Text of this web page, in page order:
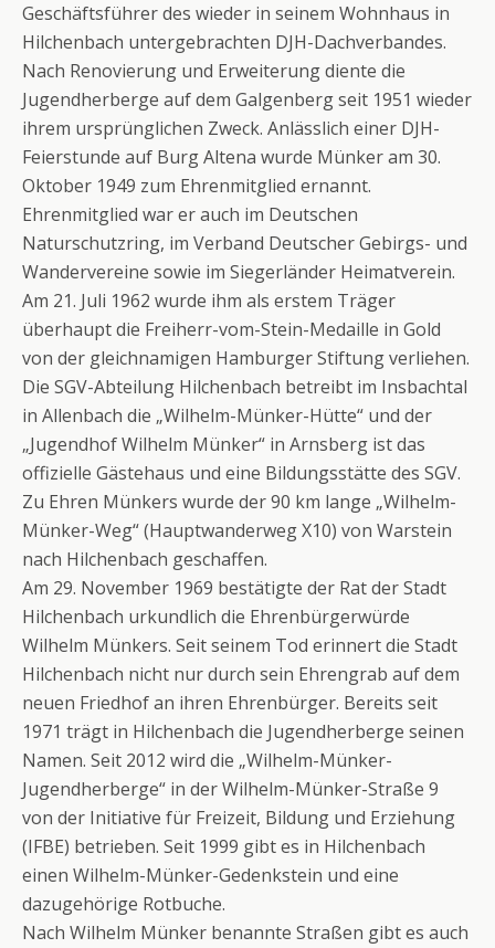
Geschäftsführer des wieder in seinem Wohnhaus in
Hilchenbach untergebrachten DJH-Dachverbandes.
Nach Renovierung und Erweiterung diente die
Jugendherberge auf dem Galgenberg seit 1951 wieder
ihrem ursprünglichen Zweck. Anlässlich einer DJH-
Feierstunde auf Burg Altena wurde Münker am 30.
Oktober 1949 zum Ehrenmitglied ernannt.
Ehrenmitglied war er auch im Deutschen
Naturschutzring, im Verband Deutscher Gebirgs- und
Wandervereine sowie im Siegerländer Heimatverein.
Am 21. Juli 1962 wurde ihm als erstem Träger
überhaupt die Freiherr-vom-Stein-Medaille in Gold
von der gleichnamigen Hamburger Stiftung verliehen.
Die SGV-Abteilung Hilchenbach betreibt im Insbachtal
in Allenbach die „Wilhelm-Münker-Hütte“ und der
„Jugendhof Wilhelm Münker“ in Arnsberg ist das
offizielle Gästehaus und eine Bildungsstätte des SGV.
Zu Ehren Münkers wurde der 90 km lange „Wilhelm-
Münker-Weg“ (Hauptwanderweg X10) von Warstein
nach Hilchenbach geschaffen.
Am 29. November 1969 bestätigte der Rat der Stadt
Hilchenbach urkundlich die Ehrenbürgerwürde
Wilhelm Münkers. Seit seinem Tod erinnert die Stadt
Hilchenbach nicht nur durch sein Ehrengrab auf dem
neuen Friedhof an ihren Ehrenbürger. Bereits seit
1971 trägt in Hilchenbach die Jugendherberge seinen
Namen. Seit 2012 wird die „Wilhelm-Münker-
Jugendherberge“ in der Wilhelm-Münker-Straße 9
von der Initiative für Freizeit, Bildung und Erziehung
(IFBE) betrieben. Seit 1999 gibt es in Hilchenbach
einen Wilhelm-Münker-Gedenkstein und eine
dazugehörige Rotbuche.
Nach Wilhelm Münker benannte Straßen gibt es auch